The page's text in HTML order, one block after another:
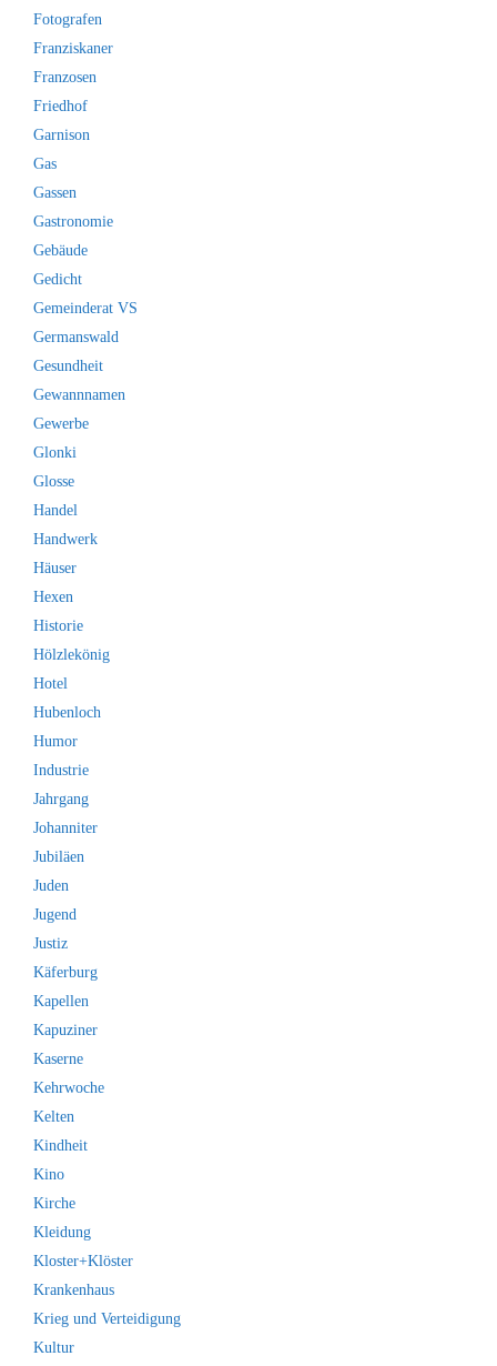
Fotografen
Franziskaner
Franzosen
Friedhof
Garnison
Gas
Gassen
Gastronomie
Gebäude
Gedicht
Gemeinderat VS
Germanswald
Gesundheit
Gewannnamen
Gewerbe
Glonki
Glosse
Handel
Handwerk
Häuser
Hexen
Historie
Hölzlekönig
Hotel
Hubenloch
Humor
Industrie
Jahrgang
Johanniter
Jubiläen
Juden
Jugend
Justiz
Käferburg
Kapellen
Kapuziner
Kaserne
Kehrwoche
Kelten
Kindheit
Kino
Kirche
Kleidung
Kloster+Klöster
Krankenhaus
Krieg und Verteidigung
Kultur